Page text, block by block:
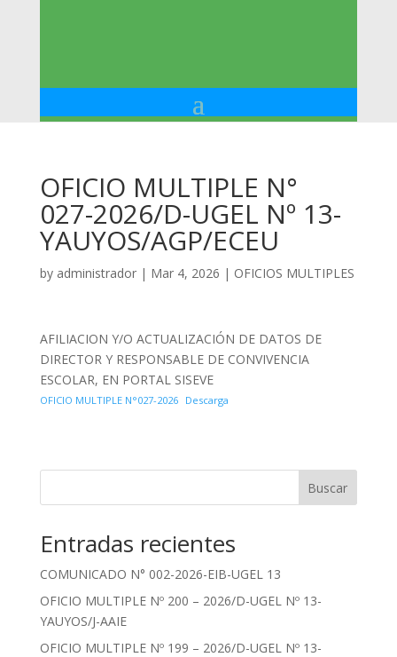
OFICIO MULTIPLE N°
027-2026/D-UGEL Nº 13-
YAUYOS/AGP/ECEU
by administrador| Mar 4, 2026 | OFICIOS MULTIPLES
AFILIACION Y/O ACTUALIZACIÓN DE DATOS DE
DIRECTOR Y RESPONSABLE DE CONVIVENCIA
ESCOLAR, EN PORTAL SISEVE
OFICIO MULTIPLE N°027-2026 Descarga
Buscar
Entradas recientes
COMUNICADO N° 002-2026-EIB-UGEL 13
OFICIO MULTIPLE Nº 200 – 2026/D-UGEL Nº 13-
YAUYOS/J-AAIE
OFICIO MULTIPLE Nº 199 – 2026/D-UGEL Nº 13-